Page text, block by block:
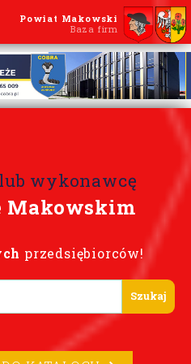
Powiat Makowski
Baza firm
wykonawcę
Makowskim
przedsiębiorców!